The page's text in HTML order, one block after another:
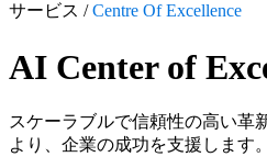
サービス / Centre Of Excellence
AI Center of
スケーラブルで信頼性の高い革
より、企業の成功を支援します。